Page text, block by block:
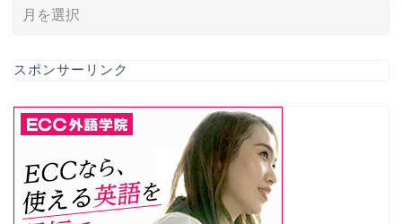
スポンサーリンク